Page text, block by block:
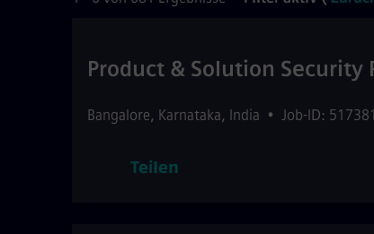
Product & Solution Security
Bangalore, Karnataka, India • Job-ID: 517381
Teilen